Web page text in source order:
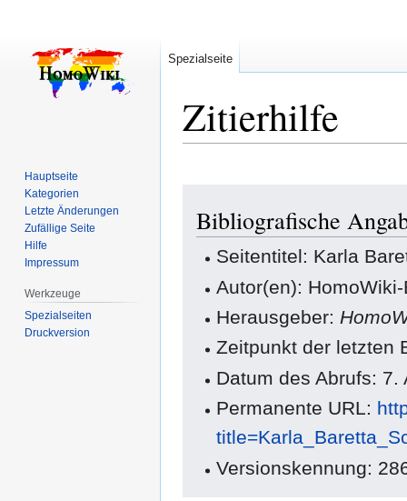
Zitierhilfe
Navigation
springen
Suche
springen
Bibliografische
Seitentitel: Karla
Autor(en):
Herausgeber:
Zeitpunkt der letzten
Datum des Abrufs:
Permanente URL:
Versionskennung:
Spezialseite
Hauptseite
Kategorien
Letzte Änderungen
Zufällige Seite
Hilfe
Impressum
Werkzeuge
Spezialseiten
Druckversion